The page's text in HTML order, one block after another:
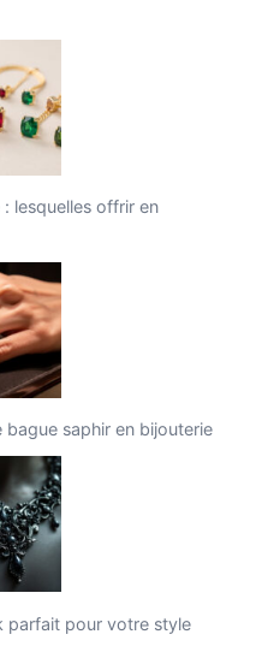
lesquelles offrir en
bague saphir en bijouterie
parfait pour votre style